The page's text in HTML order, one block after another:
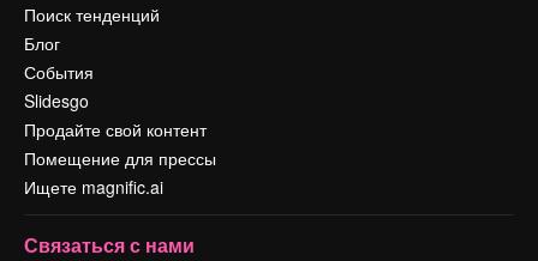
Поиск тенденций
Блог
События
Slidesgo
Продайте свой контент
Помещение для прессы
Ищете magnific.ai
Связаться с нами